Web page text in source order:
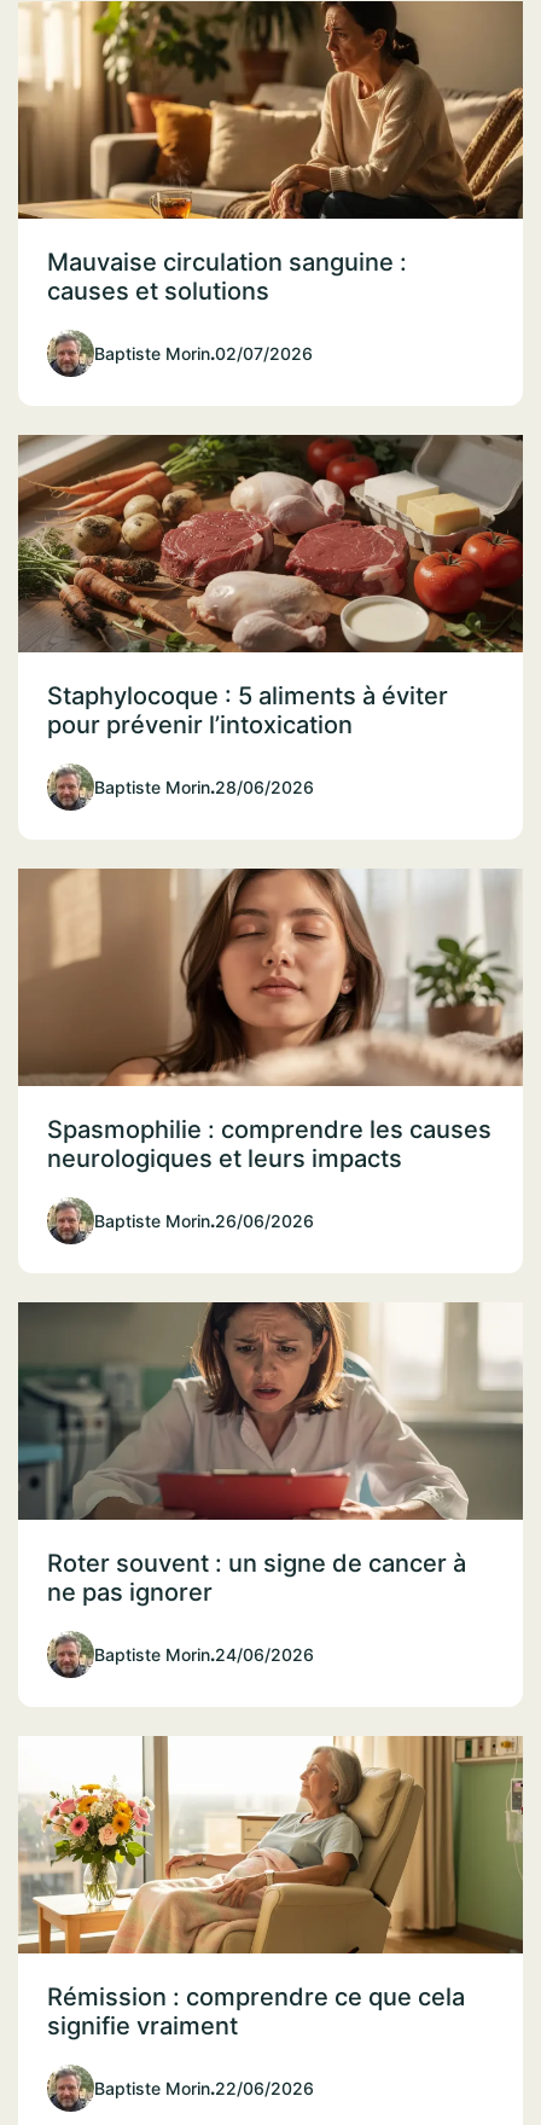
Mauvaise circulation sanguine :
causes et solutions
Baptiste Morin.02/07/2026
Staphylocoque : 5 aliments à éviter
pour prévenir l’intoxication
Baptiste Morin.28/06/2026
Spasmophilie : comprendre les causes
neurologiques et leurs impacts
Baptiste Morin.26/06/2026
Roter souvent : un signe de cancer à
ne pas ignorer
Baptiste Morin.24/06/2026
Rémission : comprendre ce que cela
signifie vraiment
Baptiste Morin.22/06/2026